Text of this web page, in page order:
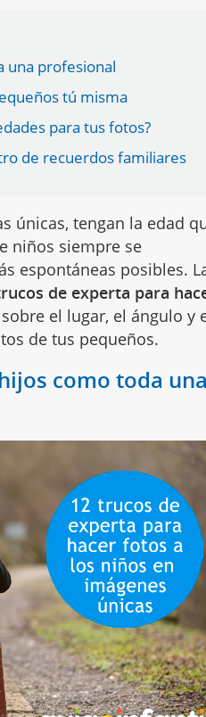
una profesional
tú misma
para tus fotos?
de recuerdos familiares
únicas, tengan la edad
niños siempre se
espontáneas posibles.
de experta para
el lugar, el ángulo y
de tus pequeños.
como toda una